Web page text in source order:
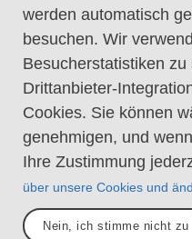
werden automatisch
besuchen. Wir
Besucherstatistiken
Drittanbieter-
Cookies. Sie können
genehmigen, und
Ihre Zustimmung
über unsere Cookies und
Nein, ich stimme nicht zu